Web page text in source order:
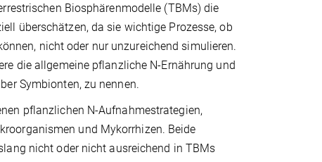
Biosphärenmodelle (TBMs) die
überschätzen, da sie wichtige Prozesse, ob
nicht oder nur unzureichend simulieren.
die allgemeine pflanzliche N-Ernährung und
Symbionten, zu nennen.
pflanzlichen N-Aufnahmestrategien,
und Mykorrhizen. Beide
nicht oder nicht ausreichend in TBMs